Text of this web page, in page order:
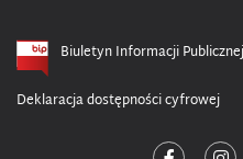
Biuletyn Informacji Publicznej
Deklaracja dostępności cyfrowej